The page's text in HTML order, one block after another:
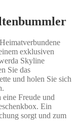
exklusiven
Skyline
Sie das
und holen Sie sich
Freude und
Ein
sorgt und zum